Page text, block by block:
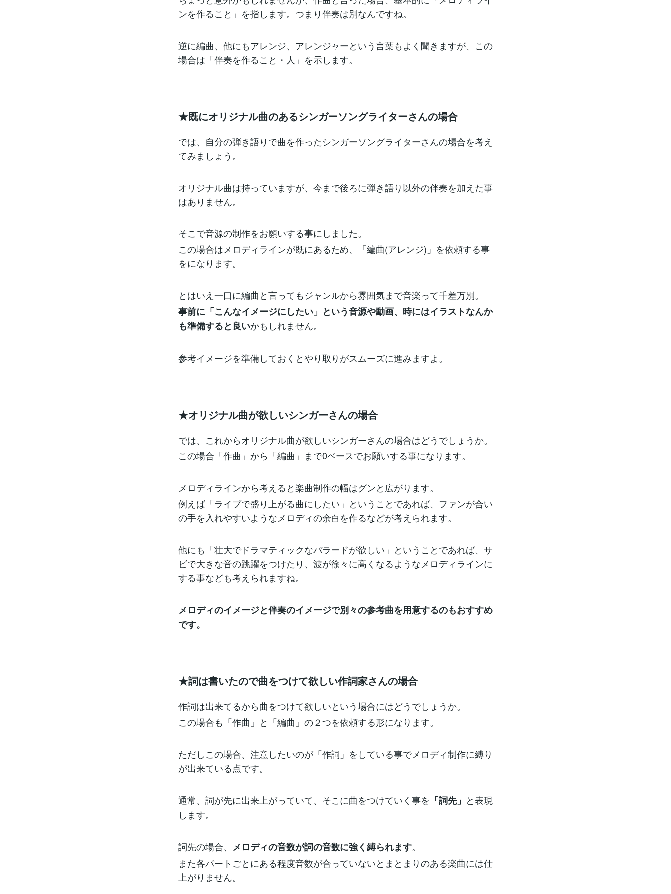
ンを作ること」を指します。つまり伴奏は別なんですね。
逆に編曲、他にもアレンジ、アレンジャーという言葉もよく聞きますが、この
場合は「伴奏を作ること・人」を示します。
★既にオリジナル曲のあるシンガーソングライターさんの場合
では、自分の弾き語りで曲を作ったシンガーソングライターさんの場合を考え
てみましょう。
オリジナル曲は持っていますが、今まで後ろに弾き語り以外の伴奏を加えた事
はありません。
そこで音源の制作をお願いする事にしました。
この場合はメロディラインが既にあるため、「編曲(アレンジ)」を依頼する事
をになります。
とはいえ一口に編曲と言ってもジャンルから雰囲気まで音楽って千差万別。
事前に「こんなイメージにしたい」という音源や動画、時にはイラストなんか
も準備すると良いかもしれません。
参考イメージを準備しておくとやり取りがスムーズに進みますよ。
★オリジナル曲が欲しいシンガーさんの場合
では、これからオリジナル曲が欲しいシンガーさんの場合はどうでしょうか。
この場合「作曲」から「編曲」まで0ベースでお願いする事になります。
メロディラインから考えると楽曲制作の幅はグンと広がります。
例えば「ライブで盛り上がる曲にしたい」ということであれば、ファンが合い
の手を入れやすいようなメロディの余白を作るなどが考えられます。
他にも「壮大でドラマティックなバラードが欲しい」ということであれば、サ
ビで大きな音の跳躍をつけたり、波が徐々に高くなるようなメロディラインに
する事なども考えられますね。
メロディのイメージと伴奏のイメージで別々の参考曲を用意するのもおすすめ
です。
★詞は書いたので曲をつけて欲しい作詞家さんの場合
作詞は出来てるから曲をつけて欲しいという場合にはどうでしょうか。
この場合も「作曲」と「編曲」の２つを依頼する形になります。
ただしこの場合、注意したいのが「作詞」をしている事でメロディ制作に縛り
が出来ている点です。
通常、詞が先に出来上がっていて、そこに曲をつけていく事を 「詞先」 と表現
します。
詞先の場合、 メロディの音数が詞の音数に強く縛られます。
また各パートごとにある程度音数が合っていないとまとまりのある楽曲には仕
上がりません。